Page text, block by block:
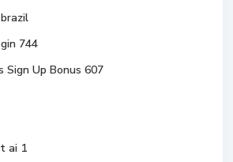
744
Sign Up Bonus 607
ai 1